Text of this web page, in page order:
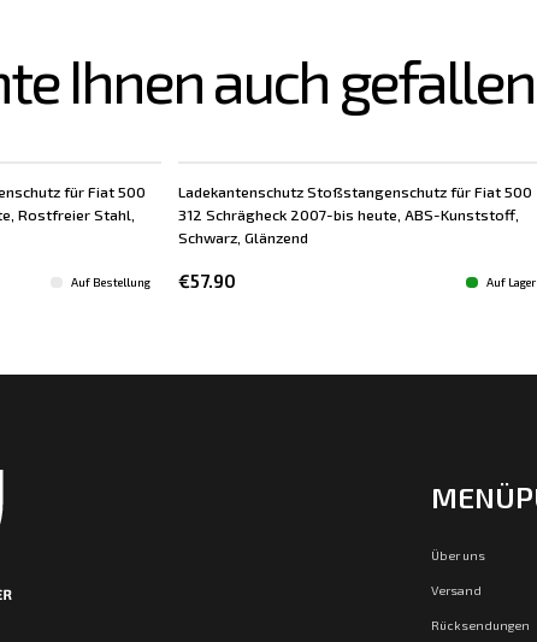
Ihnen auch gefallen
für Fiat 500
Rostfreier Stahl,
Auf Bestellung
Ladekantenschutz Stoßstangenschutz für Fiat 500
312 Schrägheck 2007-bis heute, ABS-Kunststoff,
Schwarz, Glänzend
€57.90 Auf Lager
Über uns
Versand
Rücksendungen